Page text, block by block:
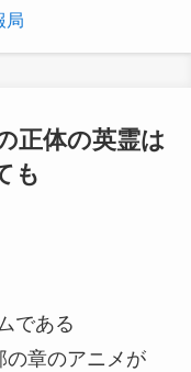
正体の英霊は
も
である
の章のアニメが